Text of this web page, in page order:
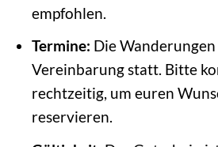
empfohlen.
Termine: Die
Vereinbarung statt. Bitte
rechtzeitig, um euren
reservieren.